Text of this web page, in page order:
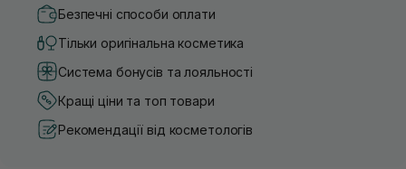
Безпечні способи оплати
Тільки оригінальна косметика
Система бонусів та лояльності
Кращі ціни та топ товари
Рекомендації від косметологів